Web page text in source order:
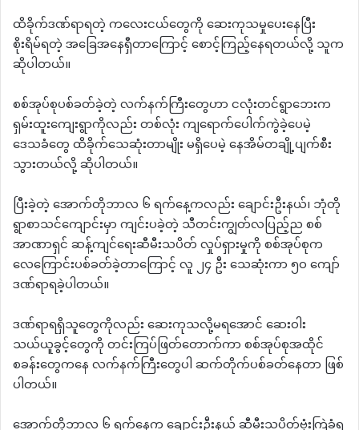
ထိခိုက်ဒဏ်ရာရတဲ့ ကလေးငယ်တွေကို ဆေးကုသမှုပေးနေပြီး
စိုးရိမ်ရတဲ့ အခြေအနေရှီတာကြောင့် စောင့်ကြည့်နေရတယ်လို့ သူက
ဆိုပါတယ်။
စစ်အုပ်စုပစ်ခတ်ခဲ့တဲ့ လက်နက်ကြီးတွေဟာ ငလုံးတင်ရွာဘေးက
ရှမ်းထူးကျေးရွာကိုလည်း တစ်လုံး ကျရောက်ပေါက်ကွဲခဲ့ပေမဲ့
ဒေသခံတွေ ထိခိုက်သေဆုံးတာမျိုး မရှိပေမဲ့ နေအိမ်တချို့ပျက်စီး
သွားတယ်လို့ ဆိုပါတယ်။
ပြီးခဲ့တဲ့ အောက်တိုဘာလ ၆ ရက်နေ့ကလည်း ချောင်းဦးနယ်၊ ဘုံတို
ရွာစာသင်ကျောင်းမှာ ကျင်းပခဲ့တဲ့ သီတင်းကျွတ်လပြည့်ည စစ်
အာဏာရှင် ဆန့်ကျင်ရေးဆီမီးသပိတ် လှုပ်ရှားမှုကို စစ်အုပ်စုက
လေကြောင်းပစ်ခတ်ခဲ့တာကြောင့် လူ ၂၄ ဦး သေဆုံးကာ ၅၀ ကျော်
ဒဏ်ရာရခဲ့ပါတယ်။
ဒဏ်ရာရရှိသူတွေကိုလည်း ဆေးကုသလို့မရအောင် ဆေးဝါး
သယ်ယူခွင့်တွေကို တင်းကြပ်ဖြတ်တောက်ကာ စစ်အုပ်စုအထိုင်
စခန်းတွေကနေ လက်နက်ကြီးတွေပါ ဆက်တိုက်ပစ်ခတ်နေတာ ဖြစ်
ပါတယ်။